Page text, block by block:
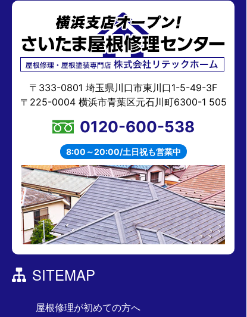
〒333-0801 埼玉県川口市東川口1-5-49-3F
〒225-0004 横浜市青葉区元石川町6300-1 505
0120-600-538
8:00～20:00/土日祝も営業中
SITEMAP
屋根修理が初めての方へ